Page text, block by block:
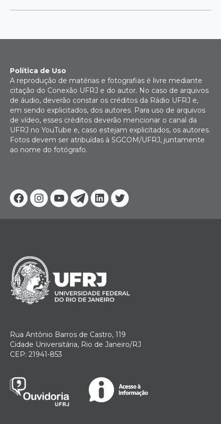
Facebook
Instagram
YoutubeTelegram
Linkedin
Twitter
Política de Uso
A reprodução de matérias e fotografias é livre mediante
citação do Conexão UFRJ e do autor. No caso de arquivos
de áudio, deverão constar os créditos da Rádio UFRJ e,
em sendo explicitados, dos autores. Para uso de arquivos
de vídeo, esses créditos deverão mencionar o canal da
UFRJ no YouTube e, caso estejam explicitados, os autores.
Fotos devem ser atribuídas à SGCOM/UFRJ, juntamente
ao nome do fotógrafo.
Rua Antônio Barros de Castro, 119
Cidade Universitária, Rio de Janeiro/RJ
CEP: 21941-853